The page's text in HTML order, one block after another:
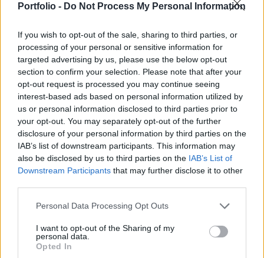
Portfolio - Do Not Process My Personal Information
If you wish to opt-out of the sale, sharing to third parties, or
processing of your personal or sensitive information for
targeted advertising by us, please use the below opt-out
section to confirm your selection. Please note that after your
opt-out request is processed you may continue seeing
interest-based ads based on personal information utilized by
us or personal information disclosed to third parties prior to
your opt-out. You may separately opt-out of the further
disclosure of your personal information by third parties on the
IAB’s list of downstream participants. This information may
also be disclosed by us to third parties on the IAB’s List of
Downstream Participants that may further disclose it to other
Personal Data Processing Opt Outs
I want to opt-out of the Sharing of my
personal data.
Opted In
rugalmasabbá kellene tenni a képzést, valamint
járni és diplomát szerezni továbbra is luxus, ez
pedig csak azoknak jár, akik meg is tudják fizetni -
közölte az Index.
Az Eurostat adatai szerint az Európai Unióban a 30–34
éves korosztályban 40 százalék a felsőfokú oklevéllel
rendelkezők száma. Ezzel szemben Magyarországon csak
34 százalék, amivel a nem túl előkelő 23. helyet sikerült
megszereznünk 2019-ben. Ciprus 59, Litvánia 57,
Luxemburg pedig 56 százalékkal kaparintotta meg a
dobogó első három fokát - írta az Index, amely a
KEDVES OLVASÓNK!
A keresett cikk a portfolio.hu hírarchívumához